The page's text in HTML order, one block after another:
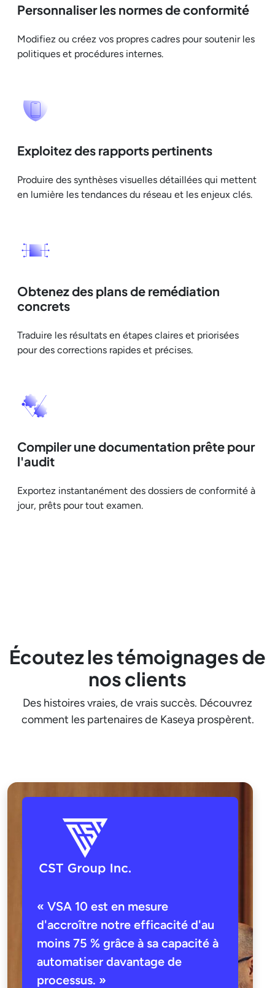
Personnaliser les normes de conformité
Modifiez ou créez vos propres cadres pour soutenir les
politiques et procédures internes.
Exploitez des rapports pertinents
Produire des synthèses visuelles détaillées qui mettent
en lumière les tendances du réseau et les enjeux clés.
Obtenez des plans de remédiation
concrets
Traduire les résultats en étapes claires et priorisées
pour des corrections rapides et précises.
Compiler une documentation prête pour
l'audit
Exportez instantanément des dossiers de conformité à
jour, prêts pour tout examen.
Écoutez les témoignages de
nos clients
Des histoires vraies, de vrais succès. Découvrez
comment les partenaires de Kaseya prospèrent.
« VSA 10 est en mesure
d'accroître notre efficacité d'au
moins 75 % grâce à sa capacité à
automatiser davantage de
processus. »